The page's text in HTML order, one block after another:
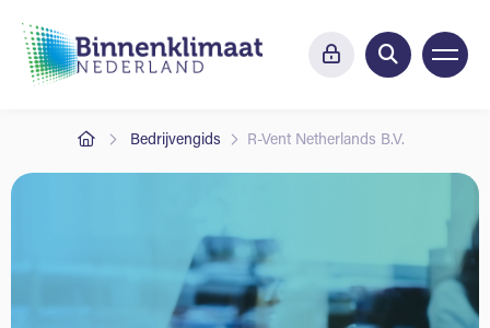
Bedrijvengids R-Vent Netherlands B.V.